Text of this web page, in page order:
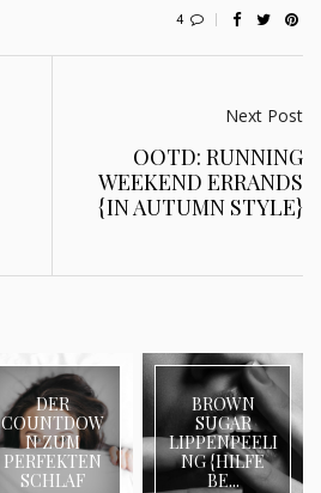
4
Next Post
OOTD: RUNNING
WEEKEND ERRANDS
{IN AUTUMN STYLE}
DER
COUNTDOW
N ZUM
PERFEKTEN
SCHLAF
BROWN
SUGAR
LIPPENPEELI
NG {HILFE
BE...